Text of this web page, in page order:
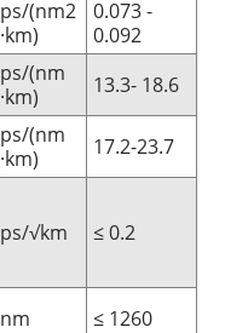
ps/(nm2
·km)
0.073 -
0.092
ps/(nm
·km)
13.3- 18.6
ps/(nm
·km)
17.2-23.7
ps/√km ≤ 0.2
nm
≤ 1260